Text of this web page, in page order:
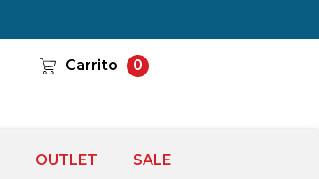
Carrito 0
OUTLET SALE